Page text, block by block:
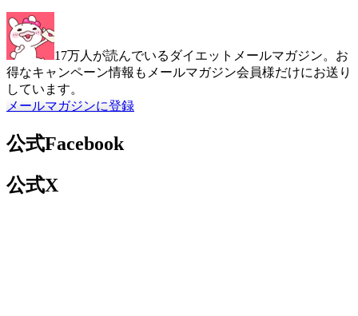
17万人が読んでいるダイエットメールマガジン。お
得なキャンペーン情報もメールマガジン会員様だけにお送り
しています。
メールマガジンに登録
公式Facebook
公式X